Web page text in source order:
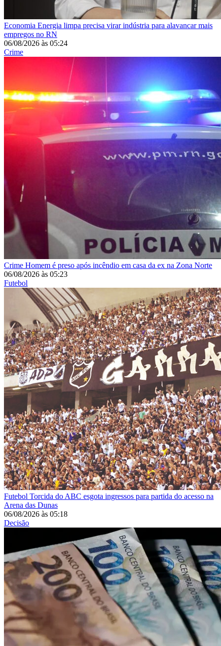
Economia Energia limpa precisa virar indústria para alavancar mais
empregos no RN
06/08/2026 às 05:24
Crime
Crime Homem é preso após incêndio em casa da ex na Zona Norte
06/08/2026 às 05:23
Futebol
Futebol Torcida do ABC esgota ingressos para partida do acesso na
Arena das Dunas
06/08/2026 às 05:18
Decisão